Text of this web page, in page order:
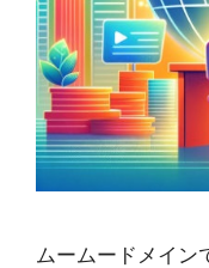
ムームードメイン